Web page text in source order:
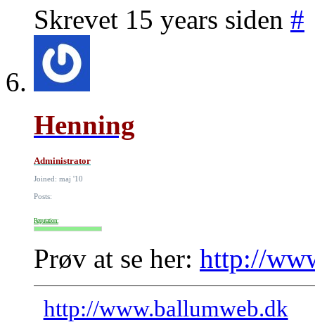
Skrevet 15 years siden #
Henning
Administrator
Joined: maj '10
Posts:
Reputation:
Prøv at se her: http://
http://www.ballumweb.dk